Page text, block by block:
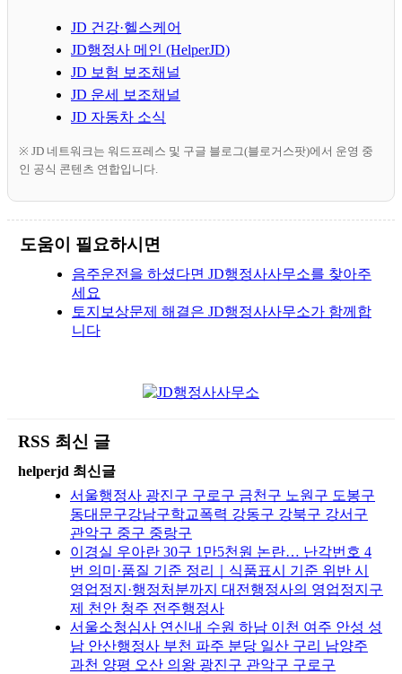
JD 건강·헬스케어
JD행정사 메인 (HelperJD)
JD 보험 보조채널
JD 운세 보조채널
JD 자동차 소식
※ JD 네트워크는 워드프레스 및 구글 블로그(블로거스팟)에서 운영 중
인 공식 콘텐츠 연합입니다.
도움이 필요하시면
음주운전을 하셨다면 JD행정사사무소를 찾아주
세요
토지보상문제 해결은 JD행정사사무소가 함께합
니다
RSS 최신 글
helperjd 최신글
서울행정사 광진구 구로구 금천구 노원구 도봉구
동대문구강남구학교폭력 강동구 강북구 강서구
관악구 중구 중랑구
이경실 우아란 30구 1만5천원 논란… 난각번호 4
번 의미·품질 기준 정리｜식품표시 기준 위반 시
영업정지·행정처분까지 대전행정사의 영업정지구
제 천안 청주 전주행정사
서울소청심사 연신내 수원 하남 이천 여주 안성 성
남 안산행정사 부천 파주 분당 일산 구리 남양주
과천 양평 오산 의왕 광진구 관악구 구로구